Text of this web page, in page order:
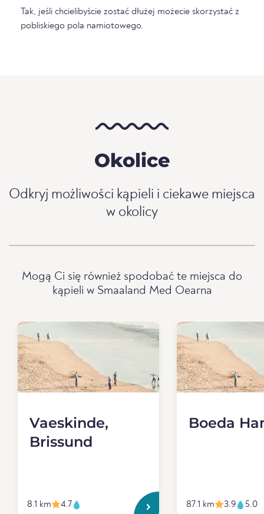
Tak, jeśli chcielibyście zostać dłużej możecie skorzystać z
pobliskiego pola namiotowego.
Okolice
Odkryj możliwości kąpieli i ciekawe miejsca
w okolicy
Mogą Ci się również spodobać te miejsca do
kąpieli w Smaaland Med Oearna
Vaeskinde,
Brissund
8.1 km 4.7
Boeda
87.1 km 3.9 5.0